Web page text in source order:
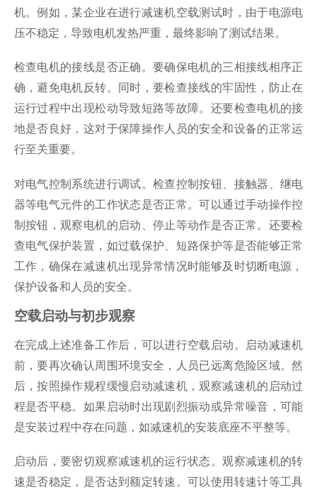
机。例如，某企业在进行减速机空载测试时，由于电源电
压不稳定，导致电机发热严重，最终影响了测试结果。
检查电机的接线是否正确。要确保电机的三相接线相序正
确，避免电机反转。同时，要检查接线的牢固性，防止在
运行过程中出现松动导致短路等故障。还要检查电机的接
地是否良好，这对于保障操作人员的安全和设备的正常运
行至关重要。
对电气控制系统进行调试。检查控制按钮、接触器、继电
器等电气元件的工作状态是否正常。可以通过手动操作控
制按钮，观察电机的启动、停止等动作是否正常。还要检
查电气保护装置，如过载保护、短路保护等是否能够正常
工作，确保在减速机出现异常情况时能够及时切断电源，
保护设备和人员的安全。
空载启动与初步观察
在完成上述准备工作后，可以进行空载启动。启动减速机
前，要再次确认周围环境安全，人员已远离危险区域。然
后，按照操作规程缓慢启动减速机，观察减速机的启动过
程是否平稳。如果启动时出现剧烈振动或异常噪音，可能
是安装过程中存在问题，如减速机的安装底座不平整等。
启动后，要密切观察减速机的运行状态。观察减速机的转
速是否稳定，是否达到额定转速。可以使用转速计等工具